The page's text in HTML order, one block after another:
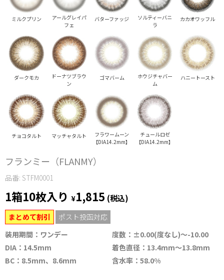
ミルクプリン
アールグレイパ
フェ
バターファッジ
ソルティーバニ
ラ
カカオワッフル
ダークモカ
ドーナツブラウ
ン
ゴマバーム
ホウジチャバー
ム
ハニートースト
チョコタルト マッチャタルト
フラワームーン
【DIA14.2mm】
チュールロゼ
【DIA14.2mm】
フランミー（FLANMY）
品番: STFM0001
1箱10枚入り ¥1,815 (税込)
まとめて割引
ポスト投函対応
装用期間：ワンデー
度数：±0.00(度なし)～-10.00
DIA：14.5mm
着色直径：13.4mm～13.8mm
BC：8.5mm、8.6mm
含水率：58.0%